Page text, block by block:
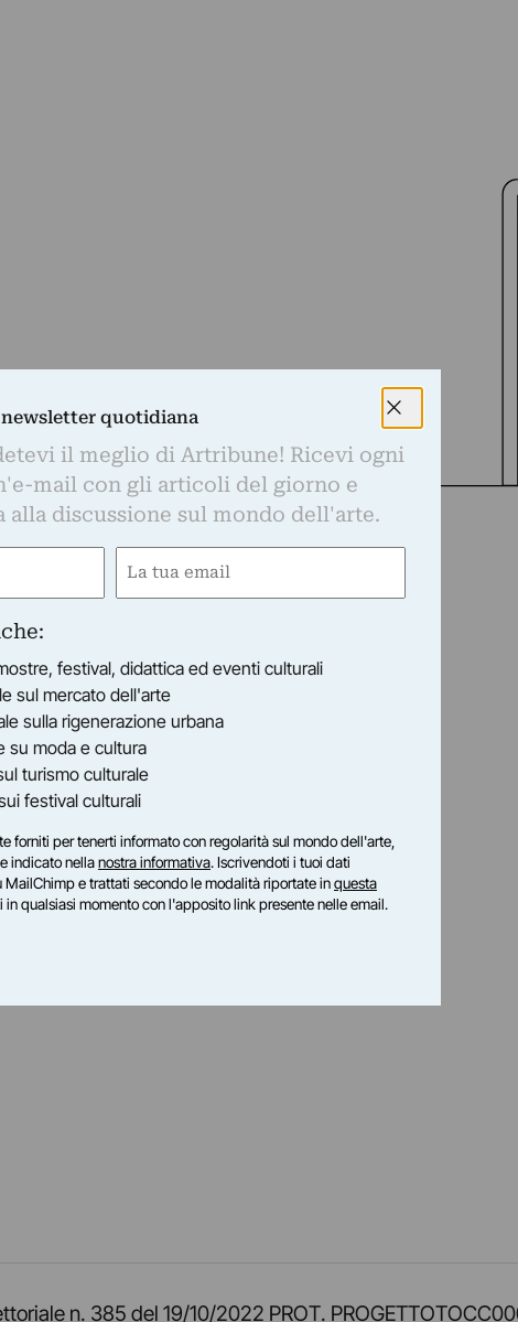
n. 385 del 19/10/2022 PROT.
quotidiana
il meglio di Artribune! Ricevi ogni
mail con gli articoli del giorno e
alla discussione sul mondo dell'arte.
Email
festival, didattica ed eventi culturali
sul mercato dell'arte
sulla rigenerazione urbana
su moda e cultura
turismo culturale
festival culturali
forniti per tenerti informato con regolarità sul mondo dell'arte,
indicato nellanostra informativa. Iscrivendoti i tuoi dati
MailChimp e trattati secondo le modalità riportate inquesta
in qualsiasi momento con l'apposito link presente nelle email.